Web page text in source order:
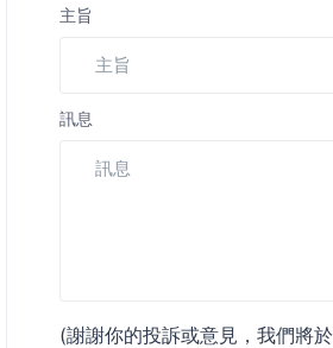
主旨
訊息
(謝謝你的投訴或意見，我們將